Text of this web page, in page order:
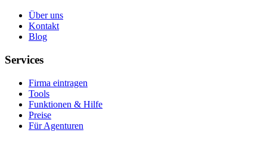
Über uns
Kontakt
Blog
Services
Firma eintragen
Tools
Funktionen & Hilfe
Preise
Für Agenturen